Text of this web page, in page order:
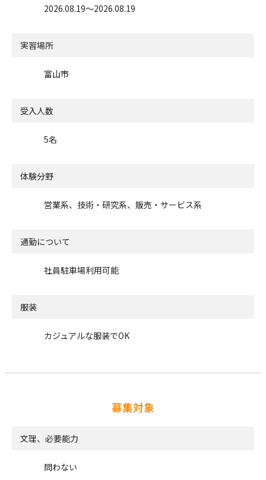
2026.08.19〜2026.08.19
実習場所
富山市
受入人数
5名
体験分野
営業系、技術・研究系、販売・サービス系
通勤について
社員駐車場利用可能
服装
カジュアルな服装でOK
募集対象
文理、必要能力
問わない